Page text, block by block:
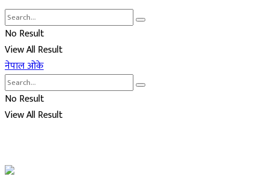
No Result
View All Result
नेपाल ओके
No Result
View All Result